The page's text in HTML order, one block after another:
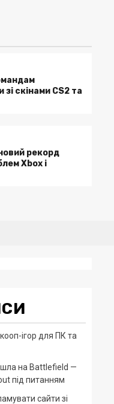
скінами CS2 та
рекорд
Xbox і
ігор для ПК та
на Battlefield —
під питанням
сайти зі